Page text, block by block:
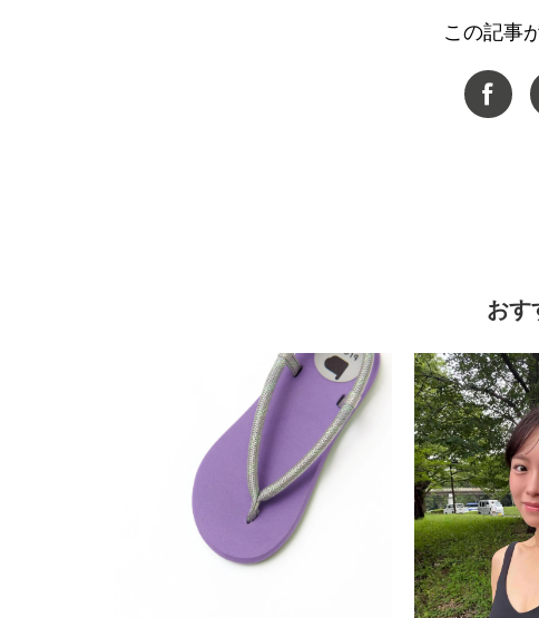
この記事
おす